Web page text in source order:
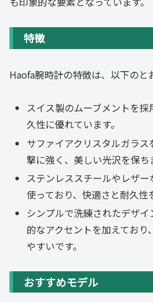
特徴
Haofa腕時計の特徴は、以下のと
スイス製のムーブメントを
久性に優れています。
サファイアクリスタルガラ
撃に強く、美しい光沢を保ち
ステンレススチールやレザ
使っており、快適さと耐久性
シンプルで洗練されたデザ
的なアクセントを加えており
やすいです。
おすすめモデル